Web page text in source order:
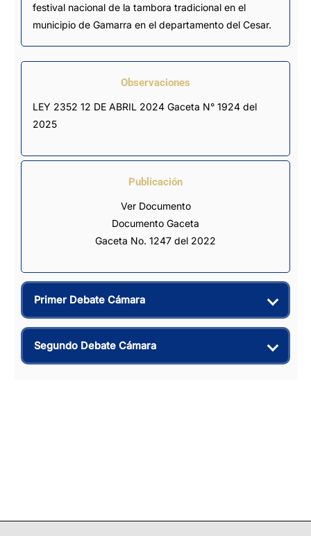
festival nacional de la tambora tradicional en el
municipio de Gamarra en el departamento del Cesar.
Observaciones
LEY 2352 12 DE ABRIL 2024 Gaceta N° 1924 del
2025
Publicación
Ver Documento
Documento Gaceta
Gaceta No. 1247 del 2022
Primer Debate Cámara
Segundo Debate Cámara